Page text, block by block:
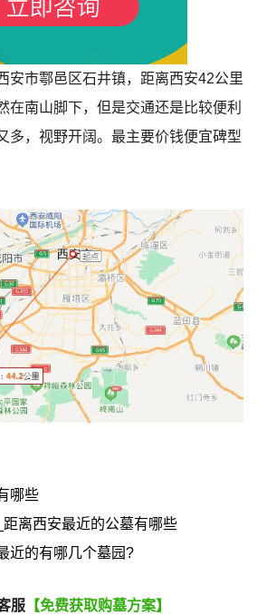
安市鄠邑区石井镇，距离西安42公里
在南山脚下，但是交通还是比较便利
多，视野开阔。最主要价钱便宜碑型
哪些
离西安最近的公墓有哪些
近的有哪几个墓园?
服 【免费获取购墓方案】